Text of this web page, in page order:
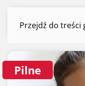
Przejdź do treści
Pilne